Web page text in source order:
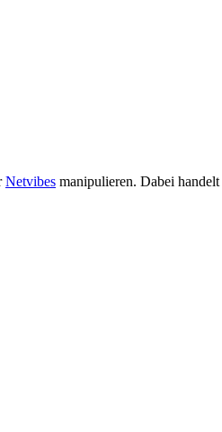
Netvibes manipulieren. Dabei